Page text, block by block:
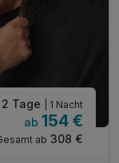
2 Tage | 1 Nacht
ab 154 €
ab 308 €